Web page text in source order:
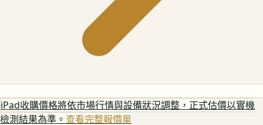
iPad收購價格將依市場行情與設備狀況調整，正式估價以實機
檢測結果為準。 查看完整報價單